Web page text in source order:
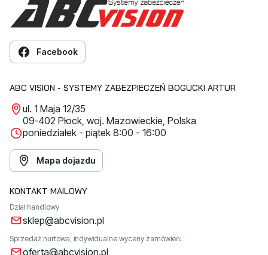
Facebook
ABC VISION - SYSTEMY ZABEZPIECZEŃ BOGUCKI ARTUR
ul. 1 Maja 12/35
09-402 Płock, woj. Mazowieckie, Polska
poniedziałek - piątek 8:00 - 16:00
Mapa dojazdu
KONTAKT MAILOWY
Dział handlowy
sklep@abcvision.pl
Sprzedaż hurtowa, indywidualne wyceny zamówień:
oferta@abcvision.pl